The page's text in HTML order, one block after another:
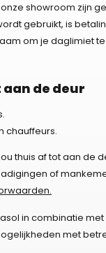
showroom zijn
gebruikt, is
om je daglimiet
de deur
chauffeurs.
thuis af tot aan de
of
in combinatie
met